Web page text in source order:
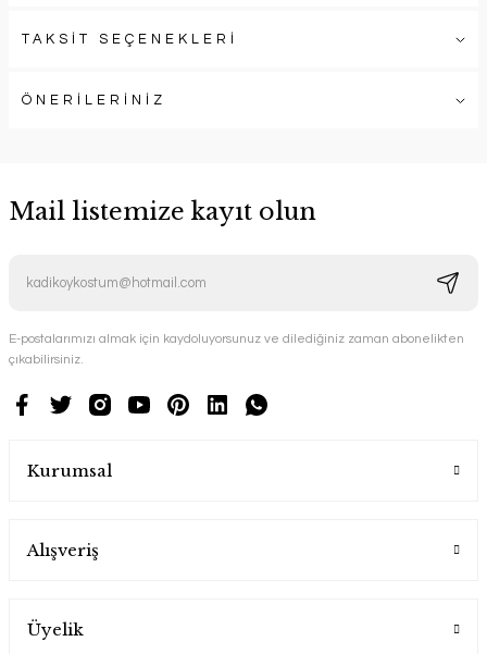
TAKSİT SEÇENEKLERİ
ÖNERİLERİNİZ
Mail listemize kayıt olun
E-postalarımızı almak için kaydoluyorsunuz ve dilediğiniz zaman abonelikten
çıkabilirsiniz.
Kurumsal
Alışveriş
Üyelik